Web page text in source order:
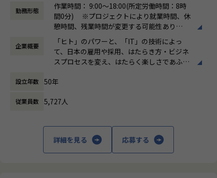
■サステナブルビジネス統括部について（展開しているサー
・GXソリューション部（脱炭素ビジネス支援G）：脱炭素経
営・運用支援、脱炭素クラウドツールの導入/サポート、ビジ
ネス支援（拡販・人材育成）など
・交通DXソリューション部（モビリティビジネス支援G）：
行、データ分析支援、ビジネス支援（拡販・人材育成）など
G）：ドローンソリューションの導入・運用支援、実証実験
・スマートシティソリューション部（社会実装支援G）：ス
マートシティに関連するテクノロジーの社会実装支援および
技術開発支援（事業推進/事務局/PMO）を対応。
また、自社では社員の88％が働くをたのしん
でいる状態を目指して、制度やオフィスを整
備して社員の働きやすい環境をつくっていま
す。
【具体的には】
エネルギーに関連する民間企業にて、事業推進を行うビジネ
ス支援として事業企画、運用設計、業務構築・改善等に携わ
り、BPOの強みをフルに活かし顧客先で必要な業務（プロジ
ェクト）の推進支援（PMO）の役割を担っていただきます。
＜担当プロジェクトについて＞
する企業と共に、プロジェクトの課題解決に取り組みます。
ムを構成するため、様々な立場の人たちをチームとしてまと
めていただく役割もあります。
勤務形態
作業時間： 9:00〜18:00(所定労働時間：8時
間0分) ※プロジェクトにより就業時間、休
憩時間、残業時間が変更する可能性あり
働き方：
固定時間制（9時～18時、10時～19
時など）
時間外労働の有無： 有（月平均20時間）
休憩時間： 60分
企業概要
「ヒト」のパワーと、「IT」の技術によっ
て、日本の雇用や採用、はたらき方・ビジネ
スプロセスを変え、はたらく楽しさであふれ
らいて、笑っている。それが、私たちパーソ
です。
ふれる組織作りを通じて、お客様の確かな成
長を、共に実現いたします。
設立年数 50年
従業員数 5,727人
詳細を見る 応募する